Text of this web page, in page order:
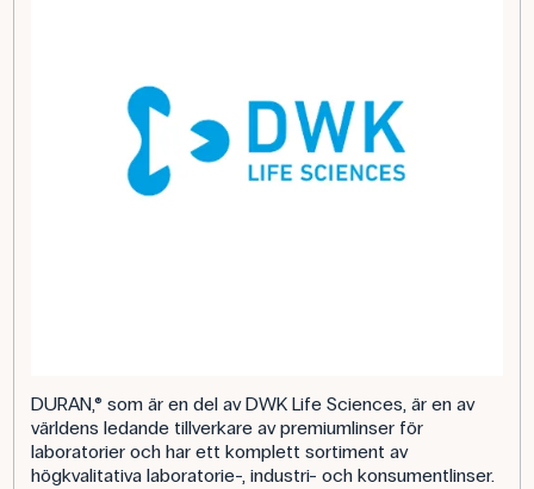
DURAN,® som är en del av DWK Life Sciences, är en av
världens ledande tillverkare av premiumlinser för
laboratorier och har ett komplett sortiment av
högkvalitativa laboratorie-, industri- och konsumentlinser.